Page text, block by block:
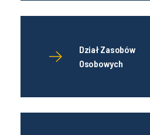
Dział Zasobów
Osobowych